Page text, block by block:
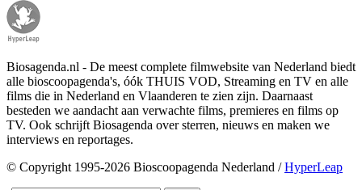
Biosagenda.nl - De meest complete filmwebsite van Nederland biedt
alle bioscoopagenda's, óók THUIS VOD, Streaming en TV en alle
films die in Nederland en Vlaanderen te zien zijn. Daarnaast
besteden we aandacht aan verwachte films, premieres en films op
TV. Ook schrijft Biosagenda over sterren, nieuws en maken we
interviews en reportages.
© Copyright 1995-2026 Bioscoopagenda Nederland /HyperLeap